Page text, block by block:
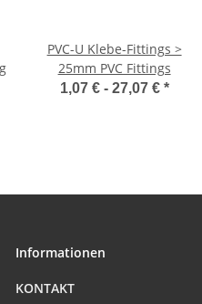
PVC-U Klebe-Fittings >
25mm PVC Fittings
1,07 € - 27,07 € *
Informationen
KONTAKT